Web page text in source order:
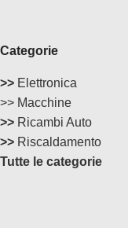
Categorie
>> Elettronica
>> Macchine
>> Ricambi Auto
>> Riscaldamento
Tutte le categorie